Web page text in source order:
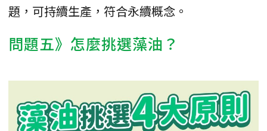
題，可持續生產，符合永續概念。
問題五》怎麼挑選藻油？